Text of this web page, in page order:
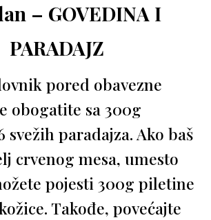
– GOVEDINA I
PARADAJZ
pored obavezne
obogatite sa 300g
svežih paradajza. Ako baš
crvenog mesa, umesto
pojesti 300g piletine
Takođe, povećajte